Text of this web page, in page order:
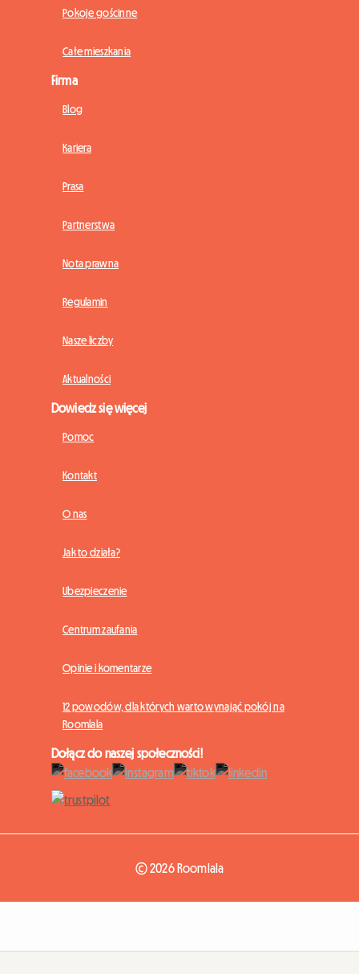
Pokoje gościnne
Całe mieszkania
Firma
Blog
Kariera
Prasa
Partnerstwa
Nota prawna
Regulamin
Nasze liczby
Aktualności
Dowiedz się więcej
Pomoc
Kontakt
O nas
Jak to działa?
Ubezpieczenie
Centrum zaufania
Opinie i komentarze
12 powodów, dla których warto wynająć pokój na
Roomlala
Dołącz do naszej społeczności!
© 2026 Roomlala